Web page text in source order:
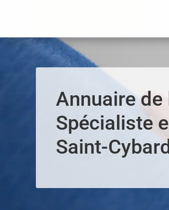
Annuaire
Spécialiste
Saint-